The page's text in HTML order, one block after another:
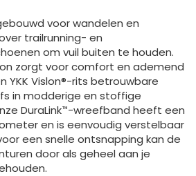
voor wandelen en
trailrunning- en
om vuil buiten te houden.
zorgt voor comfort en ademend
YKK Vislon®-rits betrouwbare
in modderige en stoffige
DuraLink™-wreefband heeft een
en is eenvoudig verstelbaar
een snelle ontsnapping kan de
door als geheel aan je